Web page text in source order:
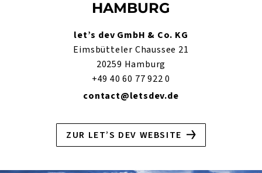
HAMBURG
let’s dev GmbH & Co. KG
Eimsbütteler Chaussee 21
20259 Hamburg
+49 40 60 77 922 0
contact@letsdev.de
ZUR LET’S DEV WEBSITE